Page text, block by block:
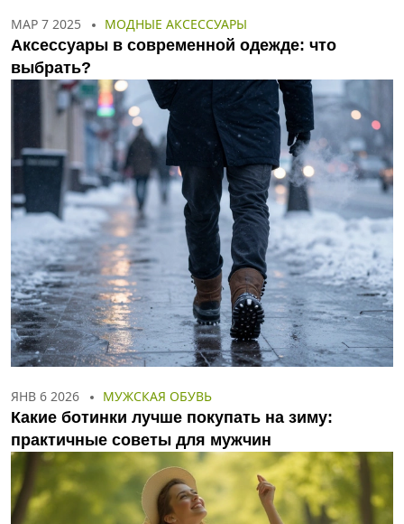
МАР 7 2025 МОДНЫЕ АКСЕССУАРЫ
Аксессуары в современной одежде: что
выбрать?
ЯНВ 6 2026 МУЖСКАЯ ОБУВЬ
Какие ботинки лучше покупать на зиму:
практичные советы для мужчин